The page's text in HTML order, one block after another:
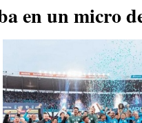
en un micro